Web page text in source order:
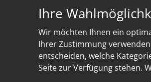
Ihre
Wir möchten Ihnen ein
Ihrer Zustimmung
entscheiden, welche
Seite zur Verfügung stehen.